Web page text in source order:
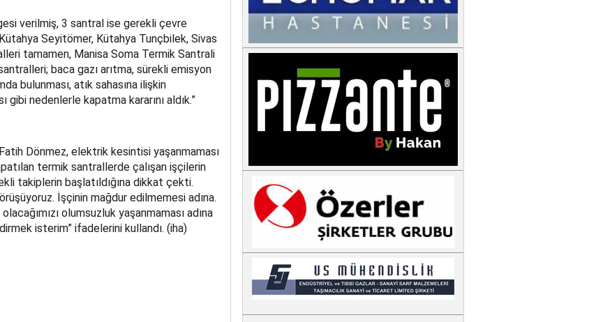
verilmiş, 3 santral ise gerekli çevre
Seyitömer, Kütahya Tunçbilek, Sivas
tamamen, Manisa Soma Termik Santrali
baca gazı arıtma, sürekli emisyon
bulunması, atık sahasına ilişkin
gibi nedenlerle kapatma kararını aldık.”
Dönmez, elektrik kesintisi yaşanmaması
termik santrallerde çalışan işçilerin
takiplerin başlatıldığına dikkat çekti.
İşçinin mağdur edilmemesi adına.
olumsuzluk yaşanmaması adına
isterim” ifadelerini kullandı. (iha)